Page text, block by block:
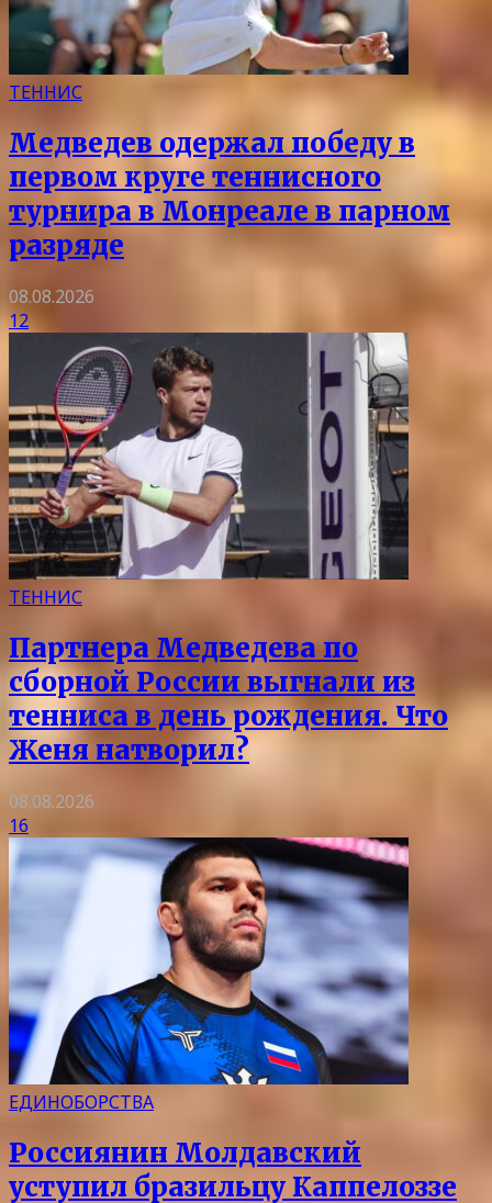
ТЕННИС
Медведев одержал победу в
первом круге теннисного
турнира в Монреале в парном
разряде
08.08.2026
12
ТЕННИС
Партнера Медведева по
сборной России выгнали из
тенниса в день рождения. Что
Женя натворил?
08.08.2026
16
ЕДИНОБОРСТВА
Россиянин Молдавский
уступил бразильцу Каппелоззе